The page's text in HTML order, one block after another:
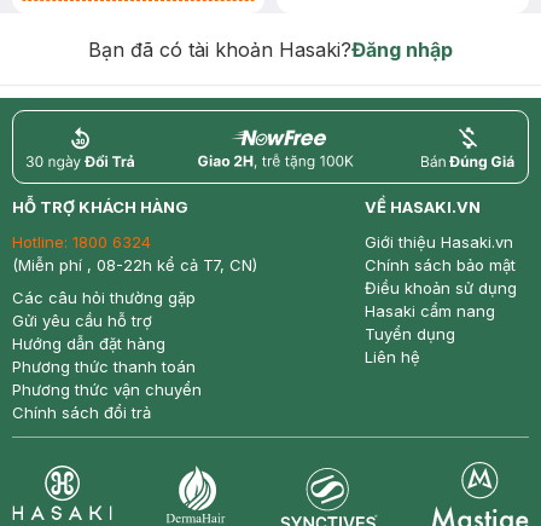
Bạn đã có tài khoản Hasaki?Đăng nhập
return nowfree price
HỖ TRỢ KHÁCH HÀNG
Hotline: 1800 6324
(Miễn phí , 08-22h kể cả T7, CN)
Các câu hỏi thường gặp
Gửi yêu cầu hỗ trợ
Hướng dẫn đặt hàng
Phương thức thanh toán
Phương thức vận chuyển
Chính sách đổi trả
VỀ HASAKI.VN
Giới thiệu Hasaki.vn
Chính sách bảo mật
Điều khoản sử dụng
Hasaki cẩm nang
Tuyển dụng
Liên hệ